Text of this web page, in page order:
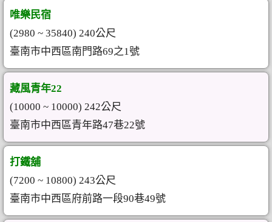
唯樂民宿
(2980 ~ 35840) 240公尺
臺南市中西區南門路69之1號
藏風青年22
(10000 ~ 10000) 242公尺
臺南市中西區青年路47巷22號
打鐵舖
(7200 ~ 10800) 243公尺
臺南市中西區府前路一段90巷49號